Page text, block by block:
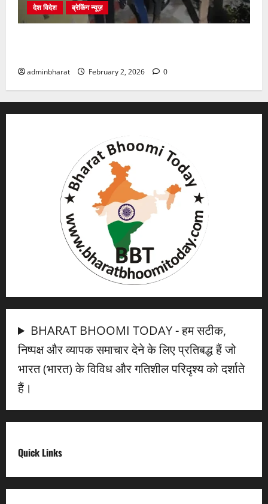
देश विदेश
ब्रेकिंग न्यूज़
adminbharat February 2, 2026 0
BHARAT BHOOMI TODAY - हम सटीक,
निष्पक्ष और व्यापक समाचार देने के लिए प्रतिबद्ध हैं जो
भारत (भारत) के विविध और गतिशील परिदृश्य को दर्शाते
हैं।
Quick Links